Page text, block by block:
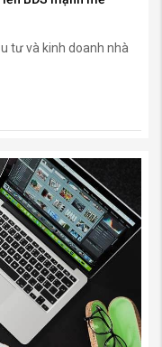
tư và kinh doanh nhà